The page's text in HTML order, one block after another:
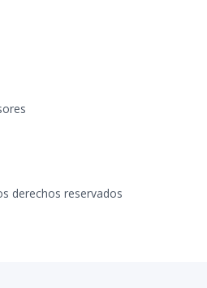
derechos reservados